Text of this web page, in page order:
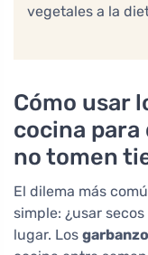
vegetales a la
Cómo usar
cocina para
no tomen
El dilema más
simple: ¿usar
lugar. Los